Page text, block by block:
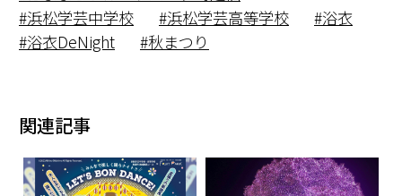
浜松学芸中学校
浜松学芸高等学校
浴衣
浴衣DeNight
秋まつり
関連記事